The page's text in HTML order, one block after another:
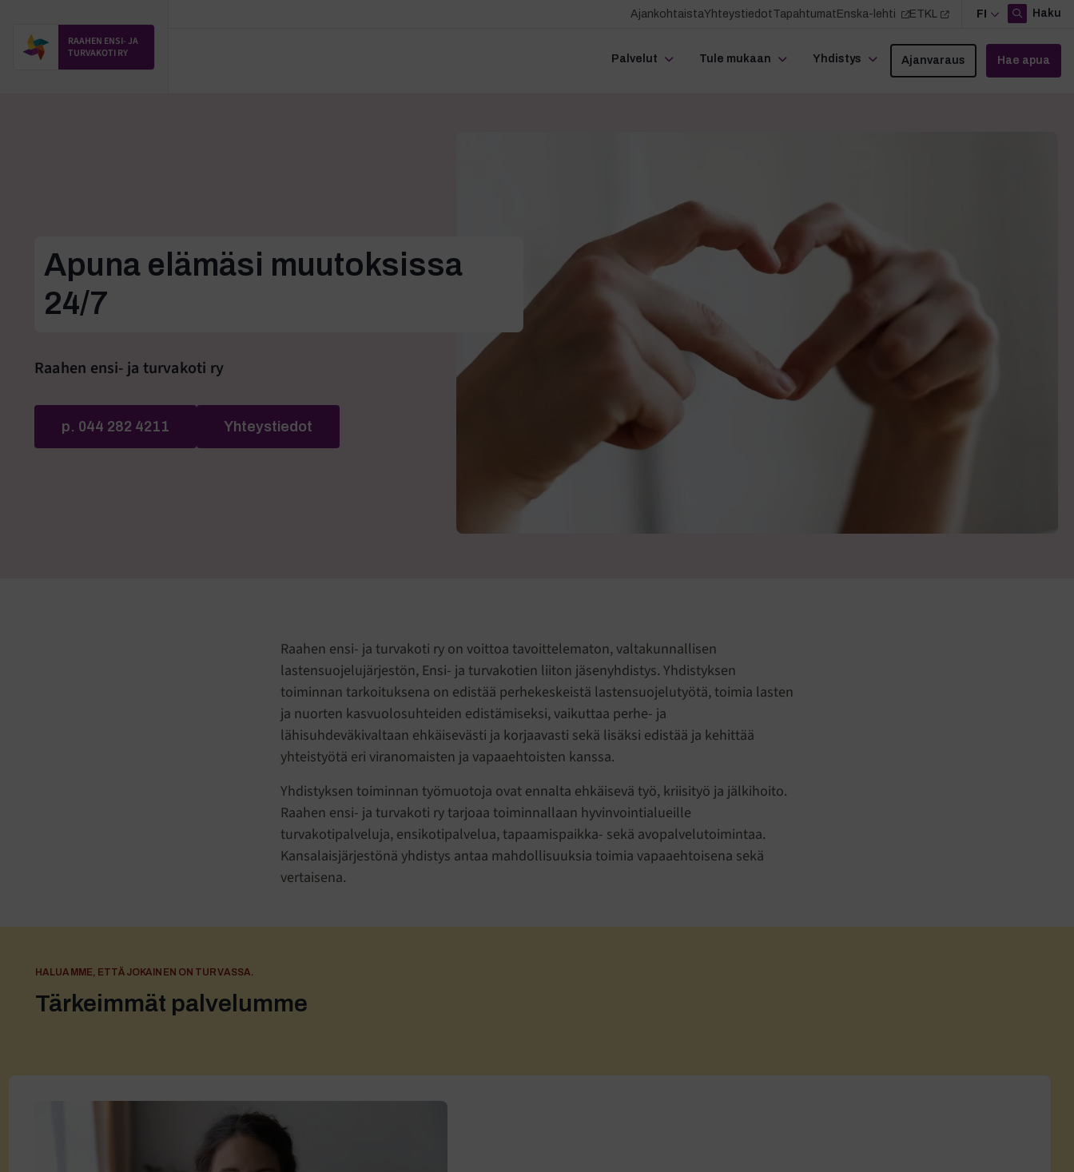
RAAHEN ENSI- JA
TURVAKOTI RY
Palvelut Tule mukaan Yhdistys Ajanvaraus Hae apua
AjankohtaistaYhteystiedotTapahtumatEnska-lehti ETKL FI Haku
Apuna elämäsi muutoksissa
24/7
Raahen ensi- ja turvakoti ry
p. 044 282 4211 Yhteystiedot
Raahen ensi- ja turvakoti ry on voittoa tavoittelematon, valtakunnallisen
lastensuojelujärjestön, Ensi- ja turvakotien liiton jäsenyhdistys. Yhdistyksen
toiminnan tarkoituksena on edistää perhekeskeistä lastensuojelutyötä, toimia lasten
ja nuorten kasvuolosuhteiden edistämiseksi, vaikuttaa perhe- ja
lähisuhdeväkivaltaan ehkäisevästi ja korjaavasti sekä lisäksi edistää ja kehittää
yhteistyötä eri viranomaisten ja vapaaehtoisten kanssa.
Yhdistyksen toiminnan työmuotoja ovat ennalta ehkäisevä työ, kriisityö ja jälkihoito.
Raahen ensi- ja turvakoti ry tarjoaa toiminnallaan hyvinvointialueille
turvakotipalveluja, ensikotipalvelua, tapaamispaikka- sekä avopalvelutoimintaa.
Kansalaisjärjestönä yhdistys antaa mahdollisuuksia toimia vapaaehtoisena sekä
vertaisena.
HALUAMME, ETTÄ JOKAINEN ON TURVASSA.
Tärkeimmät palvelumme